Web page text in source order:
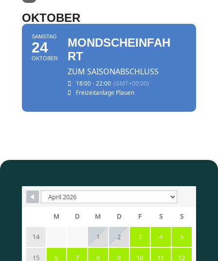
OKTOBER
SAMSTAG
24
OKTOBER
MONDSCHEINFAH
RT
ZUM SAISONABSCHLUSS
18:00 - 22:00 (GMT+00:00)
Freizeitanlage Plauen
M D M D F S S
14 1 2 3 4 5
15 6 7 8 9 10 11 12